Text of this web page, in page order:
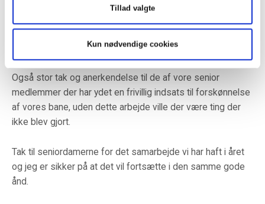
Tillad valgte
Kun nødvendige cookies
og Rita for deres hjælpsomhed når vi render i problemer
eller mangler hurtige oplysninger.
Også stor tak og anerkendelse til de af vore senior
medlemmer der har ydet en frivillig indsats til forskønnelse
af vores bane, uden dette arbejde ville der være ting der
ikke blev gjort.
Tak til seniordamerne for det samarbejde vi har haft i året
og jeg er sikker på at det vil fortsætte i den samme gode
ånd.